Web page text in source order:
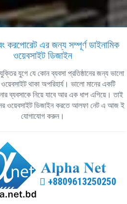
করপোরেট এর জন্য সম্পূর্ণ ডাইনামিক
ওয়েবসাইট ডিজাইন
যুগে যে কোন ব্যবসা প্রতিষ্ঠানের জন্য ভালো
থাকা অপরিহার্য। ভালো মানের একটি
ব্যবসাকে নিয়ে যাবে আর এক ধাপ এগিয়ে। তাই
ওয়েবসাইট ডিজাইন করতে আলফা নেট এ আজ ই
যোগাযোগ করুন।
+8809613250250